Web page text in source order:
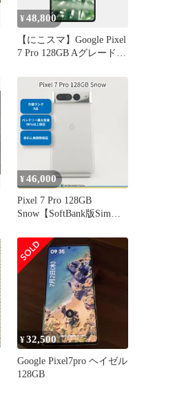
¥48,800
【にこスマ】Google Pixel
7 Pro 128GB Aグレード
¥46,000
Pixel 7 Pro 128GB
Snow【SoftBank版Simフ
品)】
¥32,500
Google Pixel7pro ヘイゼル
128GB